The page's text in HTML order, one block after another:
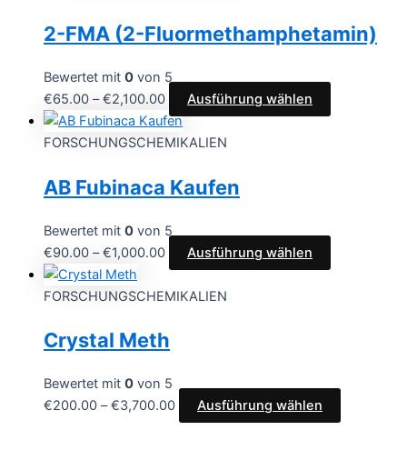
2-FMA (2-Fluormethamphetamin)
Bewertet mit 0 von 5
€65.00 –€2,100.00 Ausführung wählen
FORSCHUNGSCHEMIKALIEN
AB Fubinaca Kaufen
Bewertet mit 0 von 5
€90.00 –€1,000.00 Ausführung wählen
FORSCHUNGSCHEMIKALIEN
Crystal Meth
Bewertet mit 0 von 5
€200.00 –€3,700.00 Ausführung wählen